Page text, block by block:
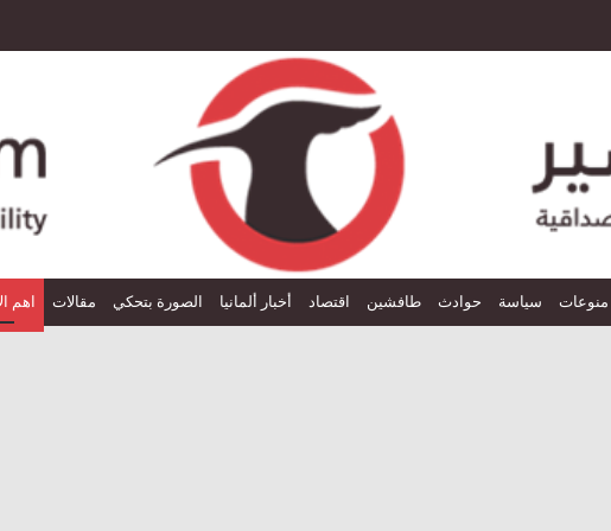
منوعات سياسة حوادث طافشين اقتصاد أخبار ألمانيا الصورة بتحكي مقالات اهم